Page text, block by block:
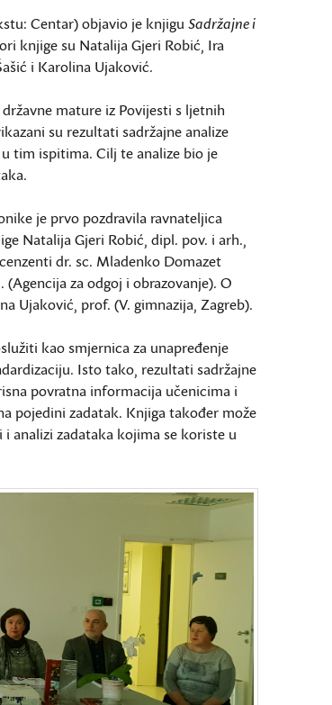
Centar) objavio je knjigu Sadržajne i
knjige su Natalija Gjeri Robić, Ira
i Karolina Ujaković.
mature iz Povijesti s ljetnih
su rezultati sadržajne analize
tim ispitima. Cilj te analize bio je
je prvo pozdravila ravnateljica
Natalija Gjeri Robić, dipl. pov. i arh.,
dr. sc. Mladenko Domazet
za odgoj i obrazovanje). O
Ujaković, prof. (V. gimnazija, Zagreb).
kao smjernica za unapređenje
Isto tako, rezultati sadržajne
povratna informacija učenicima i
pojedini zadatak. Knjiga također može
analizi zadataka kojima se koriste u